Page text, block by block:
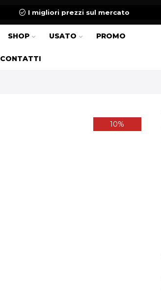
I migliori prezzi sul mercato
SHOP USATO PROMO
CONTATTI
10%